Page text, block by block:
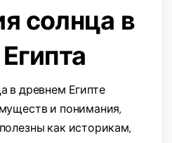
солнца в
в древнем Египте
и понимания,
как историкам,